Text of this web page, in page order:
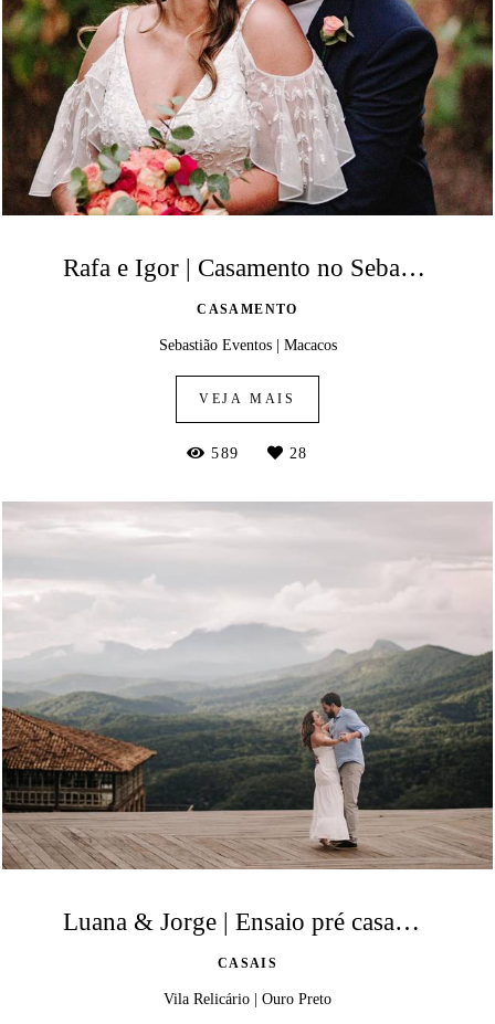
Rafa e Igor | Casamento no Sebastião Eventos
CASAMENTO
Sebastião Eventos | Macacos
VEJA MAIS
589 28
Luana & Jorge | Ensaio pré casamento na Vila Relicário
CASAIS
Vila Relicário | Ouro Preto